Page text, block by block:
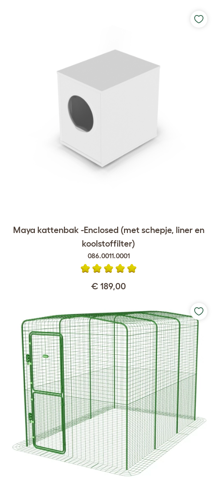
Maya kattenbak -Enclosed (met schepje, liner en
koolstoffilter)
086.0011.0001
€ 189,00